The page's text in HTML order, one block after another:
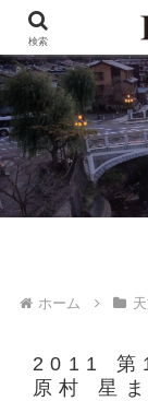
ホーム
2011 第
原村 星
検索